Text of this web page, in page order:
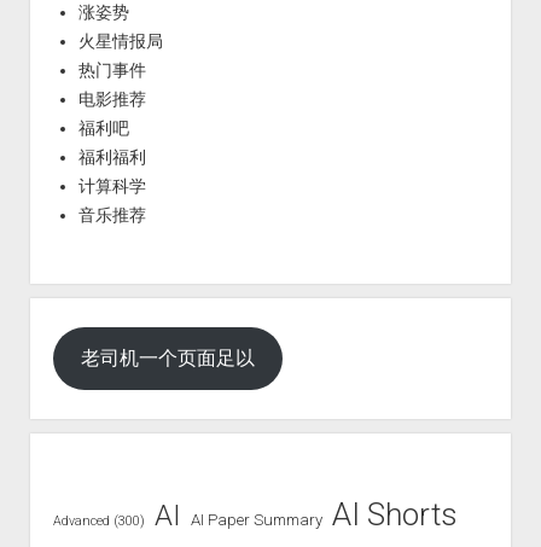
涨姿势
火星情报局
热门事件
电影推荐
福利吧
福利福利
计算科学
音乐推荐
老司机一个页面足以
Advanced (300) AI AI Paper Summary AI Shorts